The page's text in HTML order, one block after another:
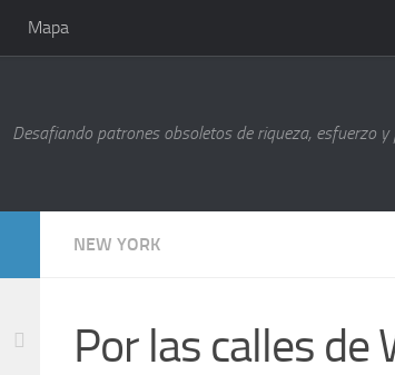
Mapa
Desafiando patrones obsoletos de riqueza, esfuerzo y
NEW YORK
Por las calles de